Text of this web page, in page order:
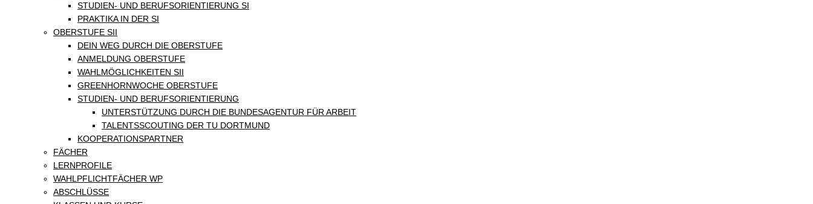
STUDIEN- UND BERUFSORIENTIERUNG SI
PRAKTIKA IN DER SI
OBERSTUFE SII
DEIN WEG DURCH DIE OBERSTUFE
ANMELDUNG OBERSTUFE
WAHLMÖGLICHKEITEN SII
GREENHORNWOCHE OBERSTUFE
STUDIEN- UND BERUFSORIENTIERUNG
UNTERSTÜTZUNG DURCH DIE BUNDESAGENTUR FÜR ARBEIT
TALENTSSCOUTING DER TU DORTMUND
KOOPERATIONSPARTNER
FÄCHER
LERNPROFILE
WAHLPFLICHTFÄCHER WP
ABSCHLÜSSE